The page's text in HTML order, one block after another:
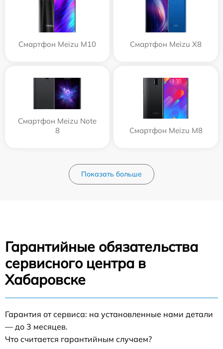
Смартфон Meizu M10 Смартфон Meizu X8
Смартфон Meizu Note
8
Смартфон Meizu M8
Показать больше
Гарантийные обязательства
сервисного центра в
Хабаровске
Гарантия от сервиса: на установленные нами детали
— до 3 месяцев.
Что считается гарантийным случаем?